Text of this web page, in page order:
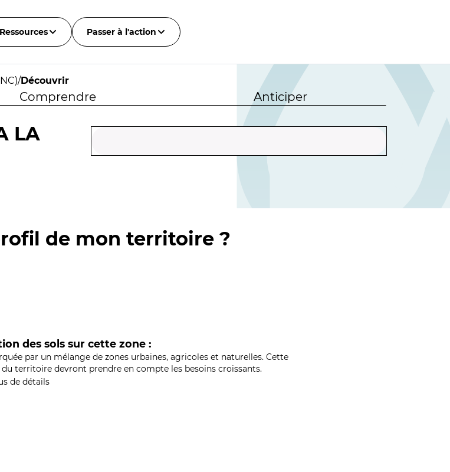
Ressources Passer à l'action
/Découvrir
Comprendre Anticiper
LA
de mon territoire ?
des sols sur cette zone :
par un mélange de zones urbaines, agricoles et naturelles. Cette
territoire devront prendre en compte les besoins croissants.
de détails